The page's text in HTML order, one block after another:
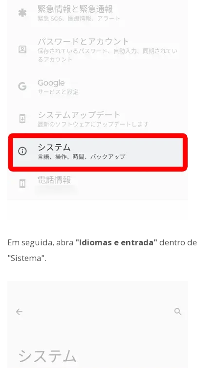
Em seguida, abra "Idiomas e entrada" dentro de
"Sistema".